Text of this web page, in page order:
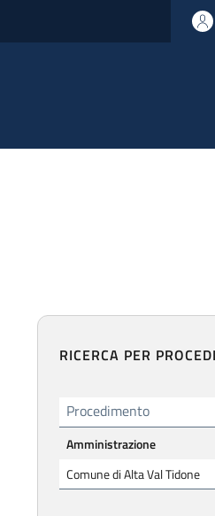
RICERCA PER
Procedimento
Amministrazione